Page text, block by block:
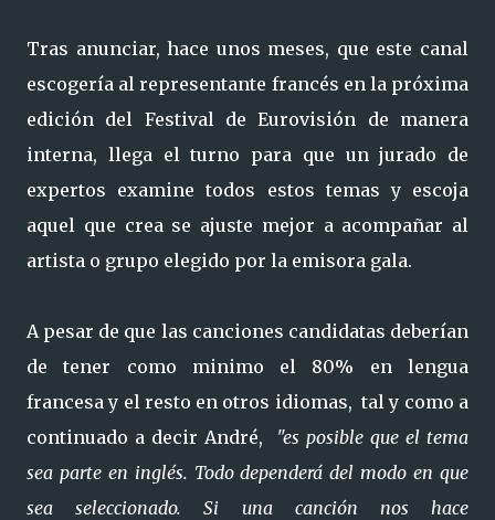
Tras anunciar, hace unos meses, que este canal
escogería al representante francés en la próxima
edición del Festival de Eurovisión de manera
interna, llega el turno para que un jurado de
expertos examine todos estos temas y escoja
aquel que crea se ajuste mejor a acompañar al
artista o grupo elegido por la emisora gala.
A pesar de que las canciones candidatas deberían
de tener como minimo el 80% en lengua
francesa y el resto en otros idiomas, tal y como a
continuado a decir André, "es posible que el tema
sea parte en inglés. Todo dependerá del modo en que
sea seleccionado. Si una canción nos hace